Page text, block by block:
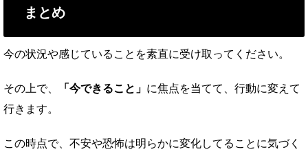
まとめ
今の状況や感じていることを素直に受け取ってください。
その上で、 「今できること」 に焦点を当てて、行動に変えて
行きます。
この時点で、不安や恐怖は明らかに変化してることに気づく